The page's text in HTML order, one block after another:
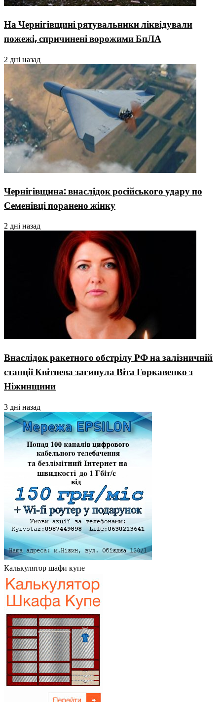
На Чернігівщині рятувальники ліквідували
пожежі, спричинені ворожими БпЛА
2 дні назад
Чернігівщина: внаслідок російського удару по
Семенівці поранено жінку
2 дні назад
Внаслідок ракетного обстрілу РФ на залізничній
станції Квітнева загинула Віта Горкавенко з
Ніжинщини
3 дні назад
Калькулятор шафи купе